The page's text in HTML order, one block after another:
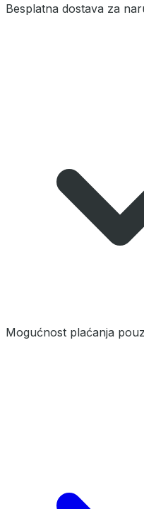
Besplatna dostava za
Mogućnost plaćanja